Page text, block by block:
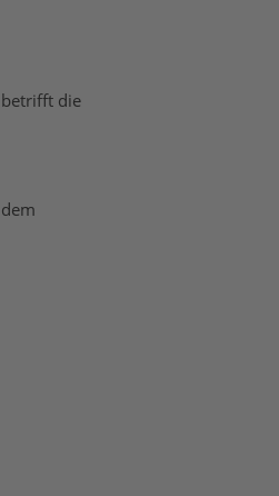
betrifft die